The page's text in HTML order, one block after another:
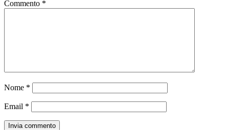
Commento *
Nome *
Email *